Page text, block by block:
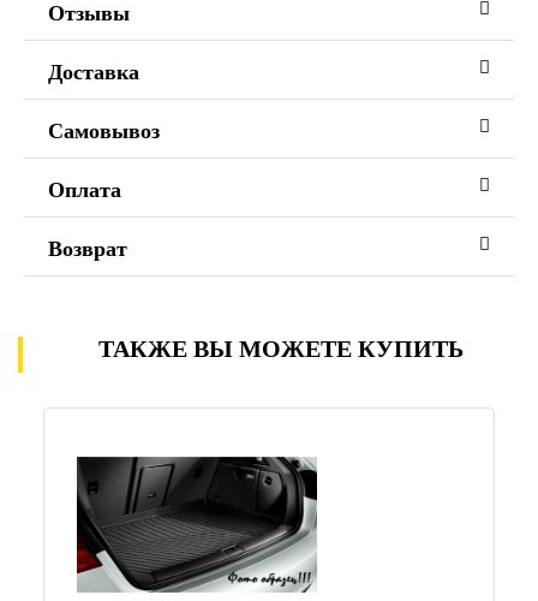
Отзывы
Доставка
Самовывоз
Оплата
Возврат
ТАКЖЕ ВЫ МОЖЕТЕ КУПИТЬ